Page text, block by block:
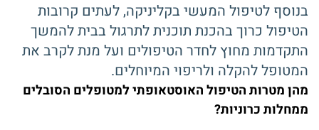
בנוסף לטיפול המעשי בקליניקה, לעתים קרובות
הטיפול כרוך בהכנת תוכנית לתרגול בבית להמשך
התקדמות מחוץ לחדר הטיפולים ועל מנת לקרב את
המטופל להקלה ולריפוי המיוחלים.
מהן מטרות הטיפול האוסטאופתי למטופלים הסובלים
ממחלות כרוניות?